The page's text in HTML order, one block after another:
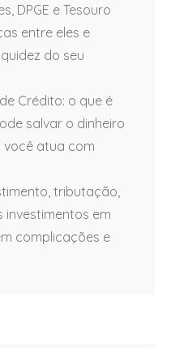
DPGE e Tesouro
entre eles e
do seu
Crédito: o que é
salvar o dinheiro
você atua com
tributação,
investimentos em
complicações e